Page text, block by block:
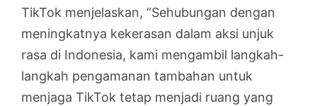
TikTok menjelaskan, “Sehubungan dengan
meningkatnya kekerasan dalam aksi unjuk
rasa di Indonesia, kami mengambil langkah-
langkah pengamanan tambahan untuk
menjaga TikTok tetap menjadi ruang yang